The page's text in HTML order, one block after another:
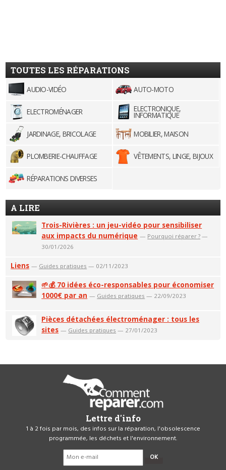
TOUTES LES RÉPARATIONS
AUDIO-VIDÉO AUTO-MOTO
ELECTROMÉNAGER ELECTRONIQUE,
INFORMATIQUE
JARDINAGE, BRICOLAGE
MOBILIER, MAISON
PLOMBERIE-CHAUFFAGE VÊTEMENTS, LINGE, BIJOUX
RÉPARATIONS DIVERSES
A LIRE
Trois-Rivières : un jeu-vidéo pour sensibiliser
aux impacts du numérique — Pourquoi réparer ? —
30/01/2026
Liens — Guides pratiques — 02/11/2023
🌱💰 70 idées éco-responsables pour économiser
1000€ par an — Guides pratiques — 22/09/2023
Pièces détachées électroménager : tous les
sites — Guides pratiques — 27/01/2023
Lettre d'info
1 à 2 fois par mois, des infos sur la réparation, l'obsolescence
programmée, les déchets et l'environnement.
OK